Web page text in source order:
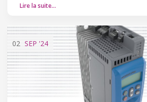
Lire la suite…
02 SEP '24